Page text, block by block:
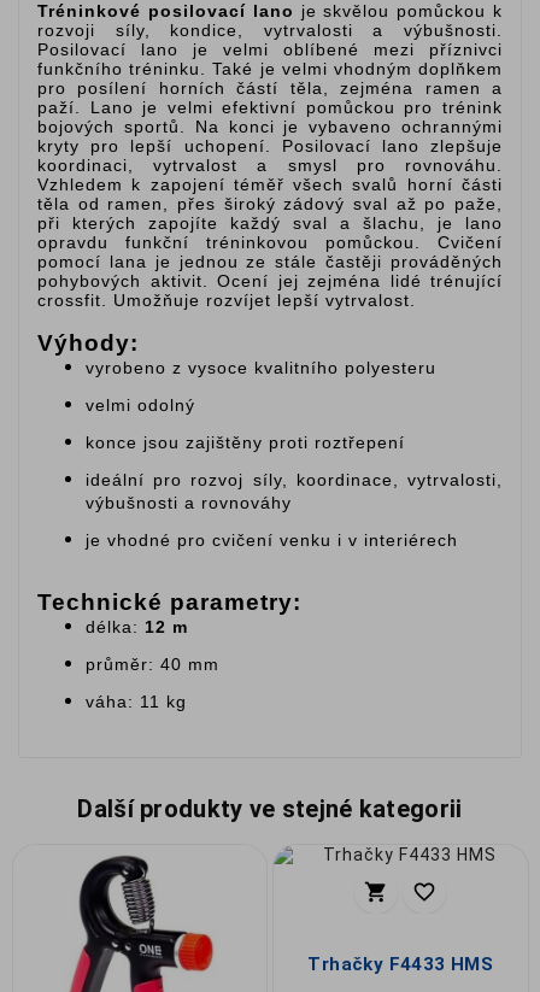
Tréninkové posilovací lano je skvělou pomůckou k
rozvoji síly, kondice, vytrvalosti a výbušnosti.
Posilovací lano je velmi oblíbené mezi příznivci
funkčního tréninku. Také je velmi vhodným doplňkem
pro posílení horních částí těla, zejména ramen a
paží. Lano je velmi efektivní pomůckou pro trénink
bojových sportů. Na konci je vybaveno ochrannými
kryty pro lepší uchopení. Posilovací lano zlepšuje
koordinaci, vytrvalost a smysl pro rovnováhu.
Vzhledem k zapojení téměř všech svalů horní části
těla od ramen, přes široký zádový sval až po paže,
při kterých zapojíte každý sval a šlachu, je lano
opravdu funkční tréninkovou pomůckou. Cvičení
pomocí lana je jednou ze stále častěji prováděných
pohybových aktivit. Ocení jej zejména lidé trénující
crossfit. Umožňuje rozvíjet lepší vytrvalost.
Výhody:
vyrobeno z vysoce kvalitního polyesteru
velmi odolný
konce jsou zajištěny proti roztřepení
ideální pro rozvoj síly, koordinace, vytrvalosti,
výbušnosti a rovnováhy
je vhodné pro cvičení venku i v interiérech
Technické parametry:
délka: 12 m
průměr: 40 mm
váha: 11 kg
Další produkty ve stejné kategorii
 
Trhačky F4433 HMS